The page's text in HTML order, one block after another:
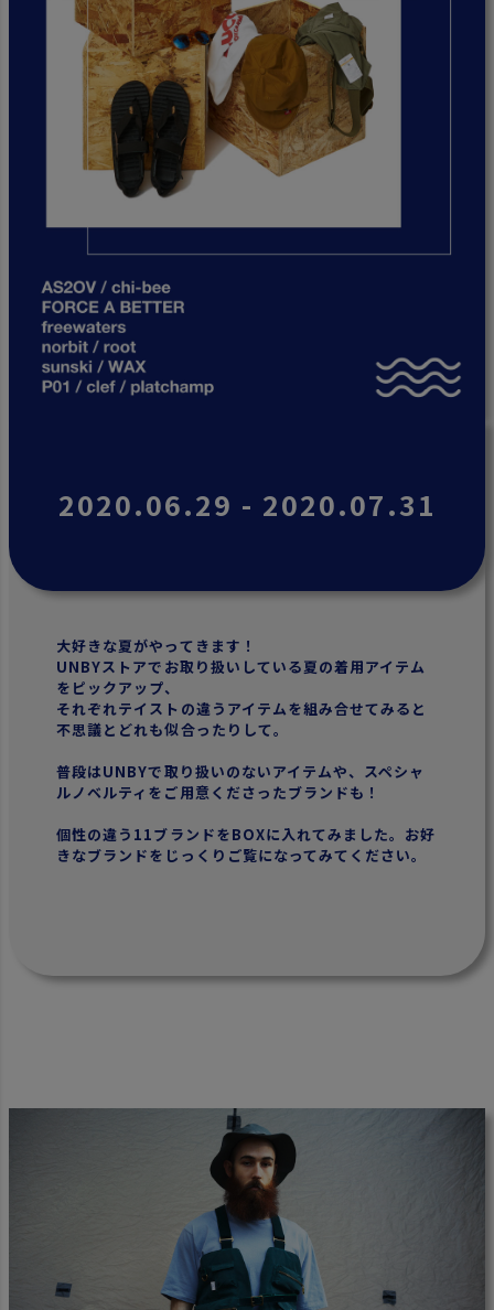
2020.06.29 - 2020.07.31
大好きな夏がやってきます！
UNBYストアでお取り扱いしている夏の着用アイテム
をピックアップ、
それぞれテイストの違うアイテムを組み合せてみると
不思議とどれも似合ったりして。
普段はUNBYで取り扱いのないアイテムや、スペシャ
ルノベルティをご用意くださったブランドも！
個性の違う11ブランドをBOXに入れてみました。お好
きなブランドをじっくりご覧になってみてください。